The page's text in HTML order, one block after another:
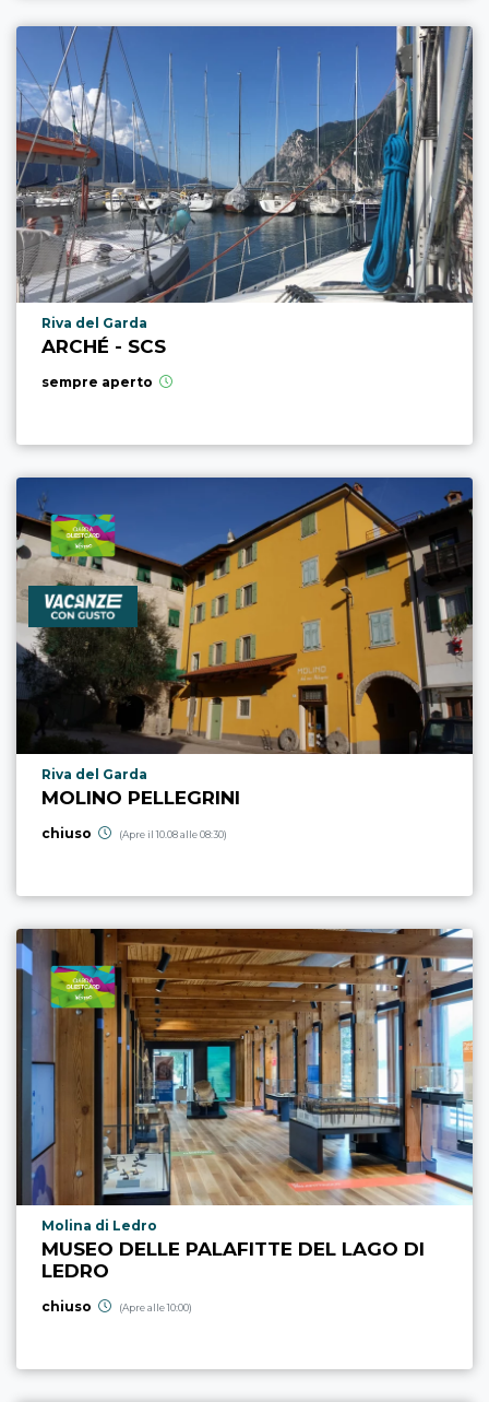
Località punto di interesse
Riva del Garda
ARCHÉ - SCS
sempre aperto
Località punto di interesse
Riva del Garda
MOLINO PELLEGRINI
chiuso (Apre il 10.08 alle 08:30)
Località punto di interesse
Molina di Ledro
MUSEO DELLE PALAFITTE DEL LAGO DI
LEDRO
chiuso (Apre alle 10:00)